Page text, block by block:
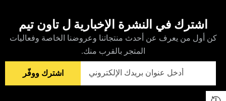
اشترك في النشرة الإخبارية ل تاون تيم
كن أول من يعرف عن أحدث منتجاتنا وعروضنا الخاصة وفعاليات
المتجر بالقرب منك.
اشترك ووفّر